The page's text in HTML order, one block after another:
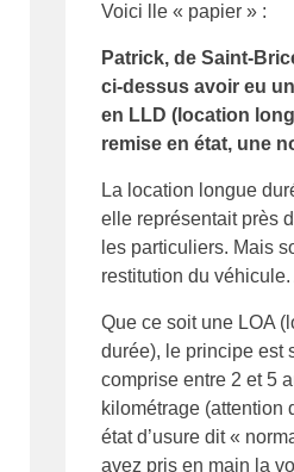
Voici lle « papier » :
Patrick, de Saint-
ci-dessus avoir eu
en LLD (location
remise en état, une
La location longue
elle représentait près
les particuliers. Mais
restitution du
Que ce soit une LOA
durée), le principe est
comprise entre 2 et 5
kilométrage (attention
état d’usure dit «
avez pris en main la